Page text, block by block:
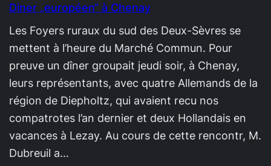
Diner „européen“ à Chenay
Les Foyers ruraux du sud des Deux-Sèvres se
mettent à l’heure du Marché Commun. Pour
preuve un dîner groupait jeudi soir, à Chenay,
leurs représentants, avec quatre Allemands de la
région de Diepholtz, qui avaient recu nos
compatrotes l’an dernier et deux Hollandais en
vacances à Lezay. Au cours de cette rencontr, M.
Dubreuil a…